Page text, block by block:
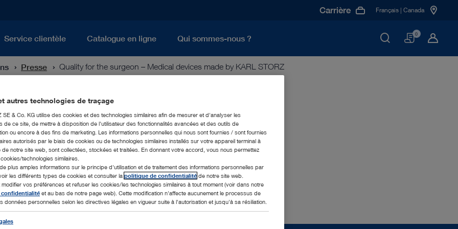
Service clientèle Catalogue en ligne Qui sommes-nous ?
Carrière Français | Canada
Panier
0
Presse Quality for the surgeon – Medical devices made by KARL STORZ
devices made by KARL STORZ
/ November 2017
STORZ(PDF | 0.6 MB)
autres technologies de traçage
SE & Co. KG utilise des cookies et des technologies similaires afin de mesurer et d'analyser les
de ce site, de mettre à disposition de l'utilisateur des fonctionnalités avancées et des outils de
ou encore à des fins de marketing. Les informations personnelles qui nous sont fournies / sont fournies
autorisés par le biais de cookies ou de technologies similaires installés sur votre appareil terminal à
de notre site web, sont collectées, stockées et traitées. En donnant votre accord, vous nous permettez
technologies similaires.
plus amples informations sur le principe d'utilisation et de traitement des informations personnelles par
les différents types de cookies et consulter la politique de confidentialité de notre site web.
vos préférences et refuser les cookies/les technologies similaires à tout moment (voir dans notre
et au bas de notre page web). Cette modification n'affecte aucunement le processus de
données personnelles selon les directives légales en vigueur suite à l'autorisation et jusqu'à sa résiliation.